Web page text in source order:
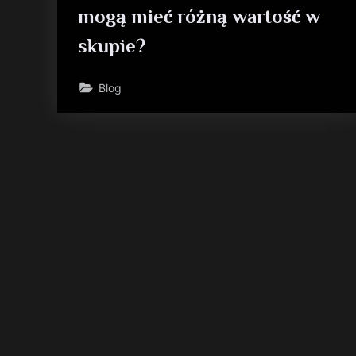
mogą mieć różną wartość w
skupie?
Blog